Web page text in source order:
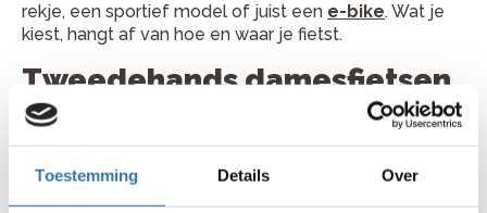
Toestemming Details Over
rekje, een sportief model of juist een e-bike. Wat je
kiest, hangt af van hoe en waar je fietst.
Tweedehands damesfietsen
van verschillende A-merken
bekende merken die je waarschijnlijk al kent. Stuk voor
stuk fietsen van goede kwaliteit, met een nieuw leven